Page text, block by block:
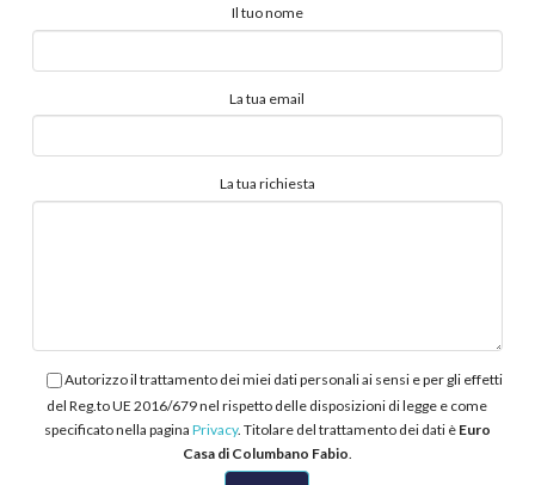
Il tuo nome
La tua email
La tua richiesta
Autorizzo il trattamento dei miei dati personali ai sensi e per gli effetti
del Reg.to UE 2016/679 nel rispetto delle disposizioni di legge e come
specificato nella pagina Privacy. Titolare del trattamento dei dati è Euro
Casa di Columbano Fabio